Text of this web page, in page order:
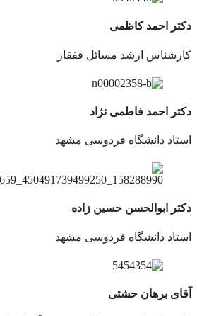
دکتر احمد کاظمی
کارشناس ارشد مسائل قفقاز
دکتر احمد فاطمی نژاد
استاد دانشگاه فردوسی مشهد
دکتر ابوالحسن حسین زاده
استاد دانشگاه فردوسی مشهد
آقای برهان حشتی